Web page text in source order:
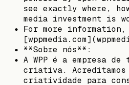
see exactly where,
media investment is
For more
**Sobre nós**:
A WPP é a empresa de
criativa. Acreditamos
criatividade para